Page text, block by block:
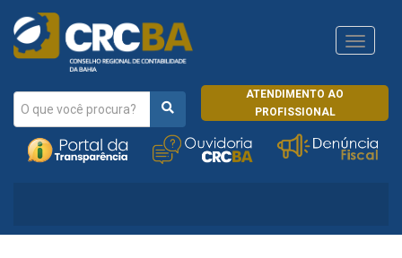
ATENDIMENTO AO
PROFISSIONAL
CRCRJ